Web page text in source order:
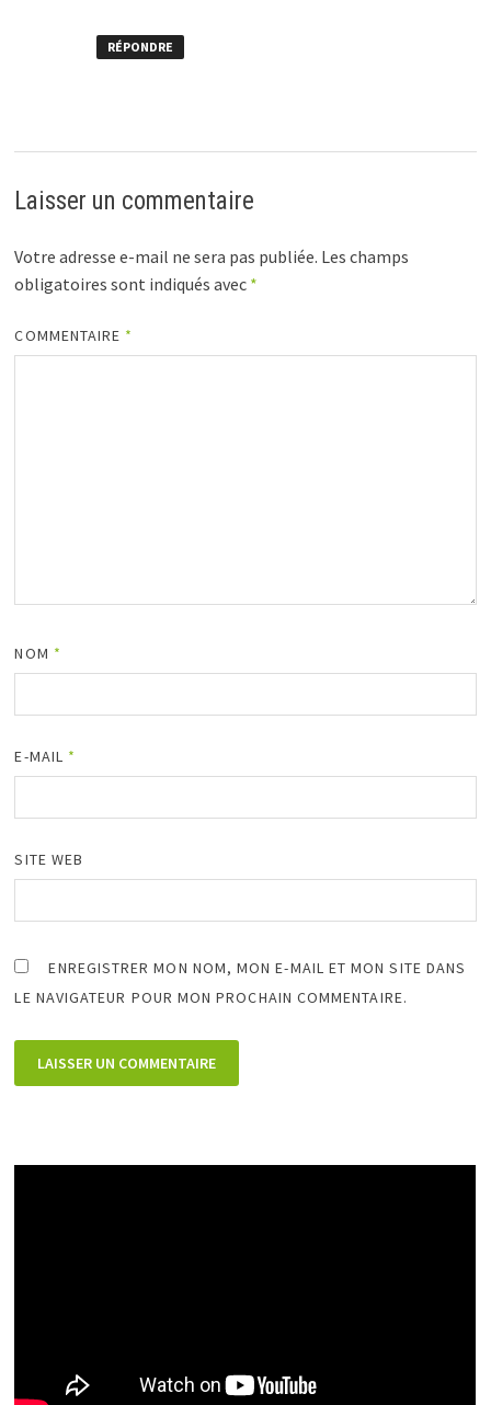
RÉPONDRE
Laisser un commentaire
Votre adresse e-mail ne sera pas publiée. Les champs
obligatoires sont indiqués avec *
COMMENTAIRE *
NOM *
E-MAIL *
SITE WEB
ENREGISTRER MON NOM, MON E-MAIL ET MON SITE DANS
LE NAVIGATEUR POUR MON PROCHAIN COMMENTAIRE.